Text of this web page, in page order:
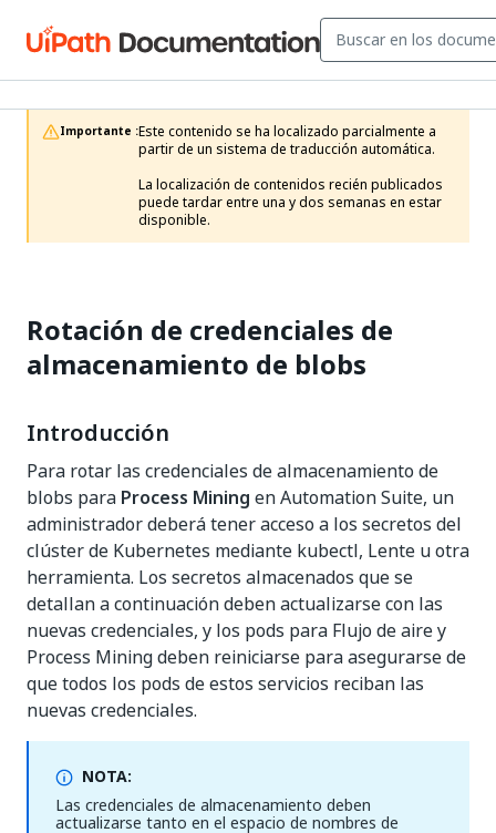
Importante :Este contenido se ha localizado parcialmente a
partir de un sistema de traducción automática.
La localización de contenidos recién publicados
puede tardar entre una y dos semanas en estar
disponible.
Rotación de credenciales de
almacenamiento de blobs
Introducción
Para rotar las credenciales de almacenamiento de
blobs para Process Mining en Automation Suite, un
administrador deberá tener acceso a los secretos del
clúster de Kubernetes mediante kubectl, Lente u otra
herramienta. Los secretos almacenados que se
detallan a continuación deben actualizarse con las
nuevas credenciales, y los pods para Flujo de aire y
Process Mining deben reiniciarse para asegurarse de
que todos los pods de estos servicios reciban las
nuevas credenciales.
NOTA:
Las credenciales de almacenamiento deben
actualizarse tanto en el espacio de nombres de